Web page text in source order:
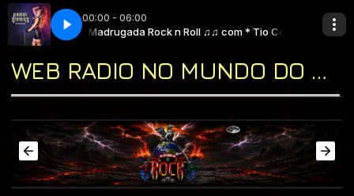
00:00 - 06:00
* Tio CosmeMadrugada Rock n Roll ♫♫ com * Tio Cosme
(feat. Gus G.)Ronnie Romero - No More Tears (feat. Gus G.)
WEB RADIO NO MUNDO DO ROCK "A CASA DO CLASSIC ROCK & DO BLUES"